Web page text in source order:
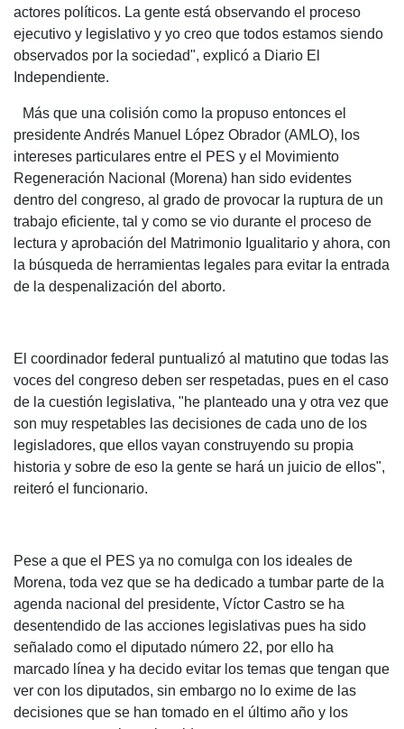
actores políticos. La gente está observando el proceso
ejecutivo y legislativo y yo creo que todos estamos siendo
observados por la sociedad", explicó a Diario El
Independiente.
Más que una colisión como la propuso entonces el
presidente Andrés Manuel López Obrador (AMLO), los
intereses particulares entre el PES y el Movimiento
Regeneración Nacional (Morena) han sido evidentes
dentro del congreso, al grado de provocar la ruptura de un
trabajo eficiente, tal y como se vio durante el proceso de
lectura y aprobación del Matrimonio Igualitario y ahora, con
la búsqueda de herramientas legales para evitar la entrada
de la despenalización del aborto.
El coordinador federal puntualizó al matutino que todas las
voces del congreso deben ser respetadas, pues en el caso
de la cuestión legislativa, "he planteado una y otra vez que
son muy respetables las decisiones de cada uno de los
legisladores, que ellos vayan construyendo su propia
historia y sobre de eso la gente se hará un juicio de ellos",
reiteró el funcionario.
Pese a que el PES ya no comulga con los ideales de
Morena, toda vez que se ha dedicado a tumbar parte de la
agenda nacional del presidente, Víctor Castro se ha
desentendido de las acciones legislativas pues ha sido
señalado como el diputado número 22, por ello ha
marcado línea y ha decido evitar los temas que tengan que
ver con los diputados, sin embargo no lo exime de las
decisiones que se han tomado en el último año y los